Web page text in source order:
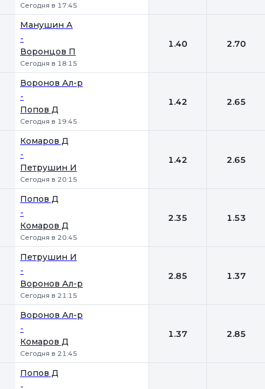
Сегодня в 17:45
Манушин А
-
Воронцов П
Сегодня в 18:15
1.40 2.70
Воронов Ал-р
-
Попов Д
Сегодня в 19:45
1.42 2.65
Комаров Д
-
Петрушин И
Сегодня в 20:15
1.42 2.65
Попов Д
-
Комаров Д
Сегодня в 20:45
2.35 1.53
Петрушин И
-
Воронов Ал-р
Сегодня в 21:15
2.85 1.37
Воронов Ал-р
-
Комаров Д
Сегодня в 21:45
1.37 2.85
Попов Д
-